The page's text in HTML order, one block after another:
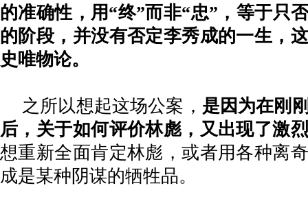
的准确性，用“终”而非“忠”，等于只
的阶段，并没有否定李秀成的一生，
史唯物论。
之所以想起这场公案， 是因为在刚
后，关于如何评价林彪，又出现了激
想重新全面肯定林彪，或者用各种离
成是某种阴谋的牺牲品。